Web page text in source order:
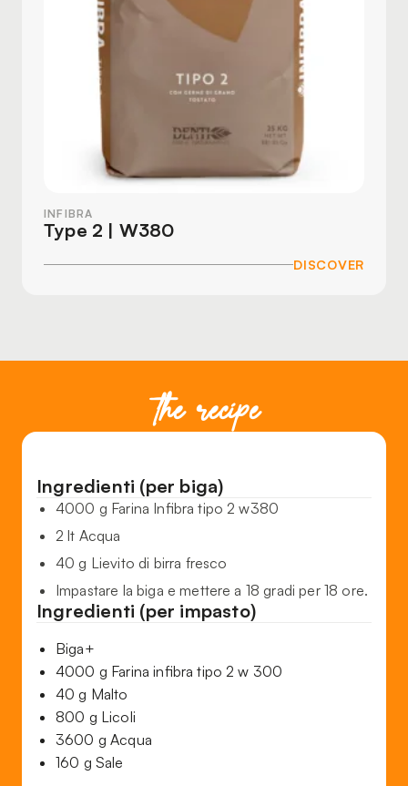
INFIBRA
Type 2 | W380
DISCOVER
the recipe
Ingredienti (per biga)
4000 g Farina Infibra tipo 2 w380
2 lt Acqua
40 g Lievito di birra fresco
Impastare la biga e mettere a 18 gradi per 18 ore.
Ingredienti (per impasto)
Biga+
4000 g Farina infibra tipo 2 w 300
40 g Malto
800 g Licoli
3600 g Acqua
160 g Sale